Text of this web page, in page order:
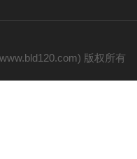
版权所有